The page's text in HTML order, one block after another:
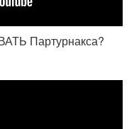
Партурнакса?